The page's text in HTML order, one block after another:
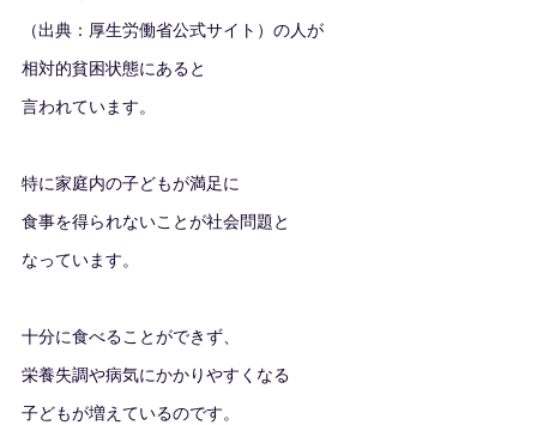
（出典：厚生労働省公式サイト）の人が
相対的貧困状態にあると
言われています。
特に家庭内の子どもが満足に
食事を得られないことが社会問題と
なっています。
十分に食べることができず、
栄養失調や病気にかかりやすくなる
子どもが増えているのです。